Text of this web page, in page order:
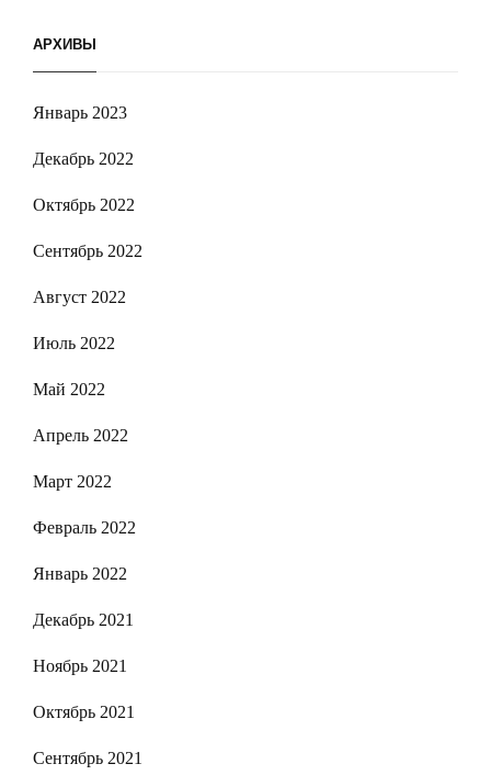
АРХИВЫ
Январь 2023
Декабрь 2022
Октябрь 2022
Сентябрь 2022
Август 2022
Июль 2022
Май 2022
Апрель 2022
Март 2022
Февраль 2022
Январь 2022
Декабрь 2021
Ноябрь 2021
Октябрь 2021
Сентябрь 2021